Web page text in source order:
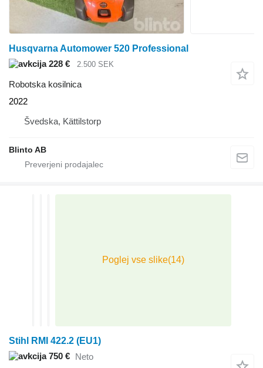
Husqvarna Automower 520 Professional
228 €
2.500 SEK
Robotska kosilnica
2022
Švedska, Kättilstorp
Blinto AB
Stihl RMI 422.2 (EU1)
750 € Neto